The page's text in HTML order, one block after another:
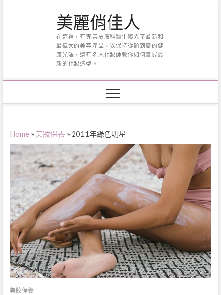
美麗俏佳人
在這裡，有專業皮膚科醫生曝光了最新和
最偉大的美容產品，以保持從頭到腳的健
康光澤，還有名人化妝師教你如何掌握最
新的化妝造型。
Home » 美妝保養 » 2011年綠色明星
美妝保養